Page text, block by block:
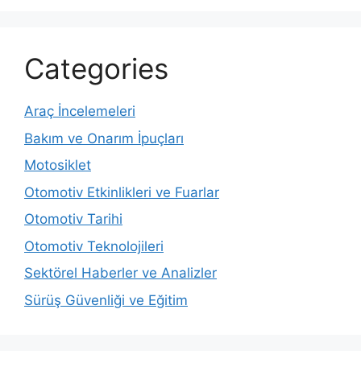
Categories
Araç İncelemeleri
Bakım ve Onarım İpuçları
Motosiklet
Otomotiv Etkinlikleri ve Fuarlar
Otomotiv Tarihi
Otomotiv Teknolojileri
Sektörel Haberler ve Analizler
Sürüş Güvenliği ve Eğitim